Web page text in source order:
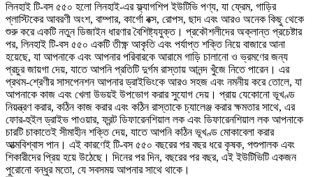
লিনহাই টি-বস ৫৫০ হলো লিনহাই-এর ফ্ল্যাগশিপ ইউটিভি পণ্য, যা ফ্রেম, গাড়ির
প্লাস্টিকের আবরণী অংশ, বাম্পার, কার্গো বক্স, রোপস, ছাদ এবং আরও অনেক কিছু থেকে
শুরু করে একটি নতুন ডিজাইন ধারণার বৈশিষ্ট্যযুক্ত। প্রকৌশলীদের অক্লান্ত প্রচেষ্টার
পর, লিনহাই টি-বস ৫৫০ একটি তীক্ষ্ণ আকৃতি এবং পর্যাপ্ত শক্তি নিয়ে বাজারে আনা
হয়েছে, যা আপনাকে এবং আপনার পরিবারকে আরামে গাড়ি চালানো ও ভ্রমণের জন্য
প্রচুর জায়গা দেয়, যাতে আপনি প্রতিটি দুর্গম রাস্তায় আনন্দ খুঁজে নিতে পারেন। এর
প্রথম-শ্রেণীর সাসপেনশন আপনার ড্রাইভিংকে আরও সহজ এবং নমনীয় করে তোলে, যা
আপনাকে কাজ এবং খেলা উভয়ই উপভোগ করার সুযোগ দেয়। প্রায় যেকোনো ভূখণ্ড
নিয়ন্ত্রণ করার, কঠিন কাজ করার এবং কঠিন রাস্তাকে চ্যালেঞ্জ করার ক্ষমতার সাথে, এর
ফোর-হুইল ড্রাইভ পাওয়ার, ফ্রন্ট ডিফারেনশিয়াল লক এবং ডিফারেনশিয়াল লক আপনাকে
চারটি চাকাতেই সীমাহীন শক্তি দেয়, যাতে আপনি কঠিন ভূখণ্ড মোকাবেলা করার
আত্মবিশ্বাস পান। এই কারণেই টি-বস ৫৫০ বছরের পর বছর ধরে কৃষক, পশুপালক এবং
শিকারীদের প্রিয় হয়ে উঠেছে। দিনের পর দিন, বছরের পর বছর, এই ইউটিভিটি একজন
পুরোনো বন্ধুর মতো, যে সবসময় আপনার সাথে থাকে।